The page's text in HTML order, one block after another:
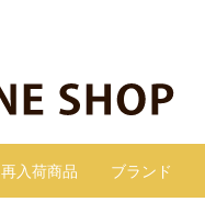
再入荷商品 ブランド